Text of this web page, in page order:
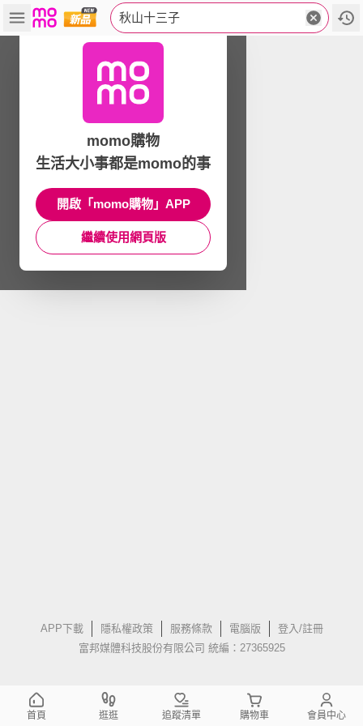
秋山十三子
APP下載 隱私權政策 服務條款 電腦版
登入/註冊
富邦媒體科技股份有限公司 統編：27365925
momo購物
生活大小事都是momo的事
開啟「momo購物」APP
繼續使用網頁版
首頁 逛逛 追蹤清單 購物車 會員中心